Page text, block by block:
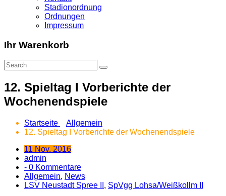
Stadionordnung
Ordnungen
Impressum
Ihr Warenkorb
12. Spieltag I Vorberichte der
Wochenendspiele
Startseite
Allgemein
12. Spieltag I Vorberichte der Wochenendspiele
11 Nov. 2016
admin
- 0 Kommentare
Allgemein, News
LSV Neustadt Spree II , SpVgg Lohsa/​Weißkollm II